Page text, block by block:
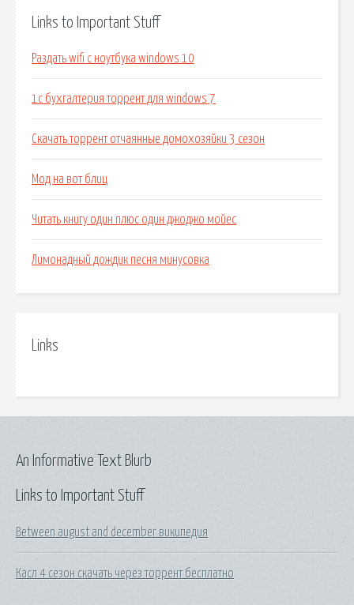
Links to Important Stuff
Раздать wifi с ноутбука windows 10
1с бухгалтерия торрент для windows 7
Скачать торрент отчаянные домохозяйки 3 сезон
Мод на вот блиц
Читать книгу один плюс один джоджо мойес
Лимонадный дождик песня минусовка
Links
Links to Important Stuff
Between august and december википедия
Касл 4 сезон скачать через торрент бесплатно
An Informative Text Blurb